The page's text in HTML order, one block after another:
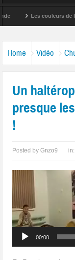
Les couleurs de
Home Vidéo
Un
presque
!
Posted byGnzo9
00:00